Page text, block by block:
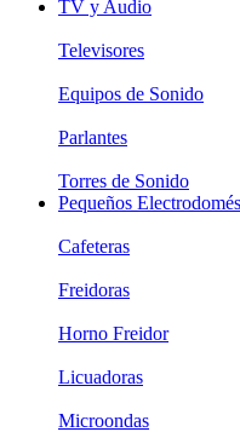
TV y Audio
Televisores
Equipos de Sonido
Parlantes
Torres de Sonido
Pequeños
Cafeteras
Freidoras
Horno Freidor
Licuadoras
Microondas